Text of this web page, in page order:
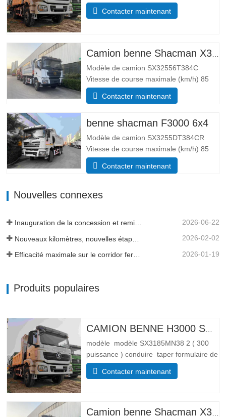
conduite 4*4 Lester paramètre de poids
Complet trottoir masse (kg) poids à
Paramètres de taille Global …
Contacter maintenant
Modèle de camion SX32556T384C
Vitesse de course maximale (km/h) 85
Système d’entraînement 6×4 Dimensions
(L*l*H)(mm) Total 8385*2490*3450 Corps
(mm) Bas 8, côté 6 Système de levage
hydraulique levage moyen ou…
Contacter maintenant
benne shacman F3000 6x4
Modèle de camion SX3255DT384CR
Vitesse de course maximale (km/h) 85
Système d’entraînement 6×4 Dimensions
(L*l*H)(mm) Total 8385*2490*3450 Corps
caisse de chargement 19 mètres cubes,
Contacter maintenant
Nouvelles connexes
Inauguration de la concession et remise de flotte en Tanzanie 2026-06-22
2026-02-02
2026-01-19
Produits populaires
modèle modèle SX3185MN38 2 ( 300
puissance ) conduire taper formulaire de
conduite 4*4 Lester paramètre de poids
Complet trottoir masse (kg) poids à
Paramètres de taille Global
Contacter maintenant